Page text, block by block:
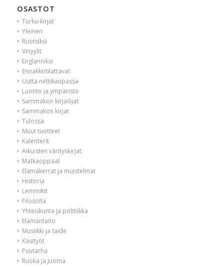
OSASTOT
Turku-kirjat
Yleinen
Ruotsiksi
Vinyylit
Englanniksi
Ennakkotilattavat
Uutta nettikaupassa
Luonto ja ympäristö
Sammakon kirjailijat
Sammakon kirjat
Tulossa
Muut tuotteet
Kalenterit
Aikuisten värityskirjat
Matkaoppaat
Elämäkerrat ja muistelmat
Historia
Lemmikit
Filosofia
Yhteiskunta ja politiikka
Elämäntaito
Musiikki ja taide
Käsityöt
Puutarha
Ruoka ja juoma